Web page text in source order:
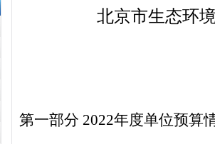
北京市生态环
第一部分 2022年度单位预算